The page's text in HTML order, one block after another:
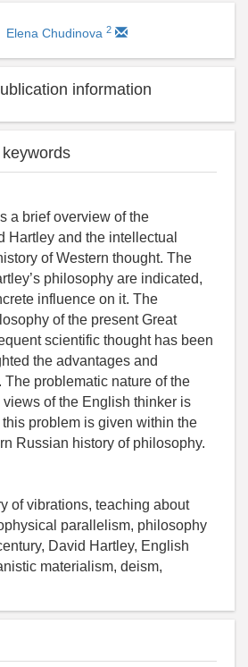
Elena Chudinova 2
information
a brief overview of the
Hartley and the intellectual
of Western thought. The
philosophy are indicated,
influence on it. The
of the present Great
scientific thought has been
the advantages and
The problematic nature of the
of the English thinker is
problem is given within the
Russian history of philosophy.
of vibrations, teaching about
parallelism, philosophy
David Hartley, English
materialism, deism,